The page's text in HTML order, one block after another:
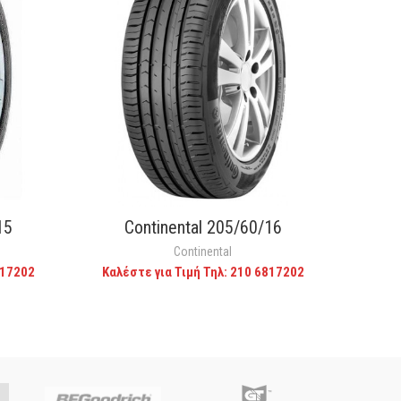
CALL FOR PRICE
Continental 205/60/16
Continental
Καλέστε για Τιμή Τηλ: 210 6817202